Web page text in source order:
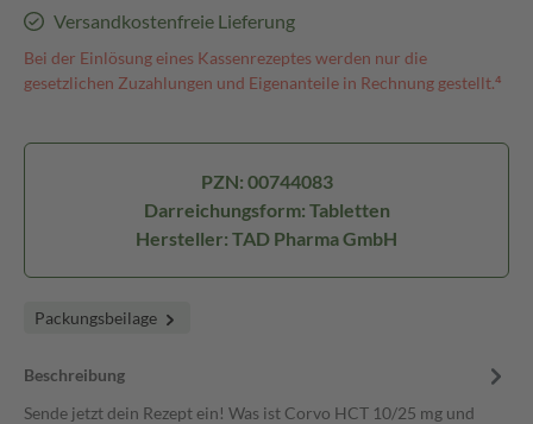
Versandkostenfreie Lieferung
Bei der Einlösung eines Kassenrezeptes werden nur die
gesetzlichen Zuzahlungen und Eigenanteile in Rechnung gestellt.⁴
PZN: 00744083
Darreichungsform: Tabletten
Hersteller: TAD Pharma GmbH
Packungsbeilage
Beschreibung
Sende jetzt dein Rezept ein! Was ist Corvo HCT 10/25 mg und